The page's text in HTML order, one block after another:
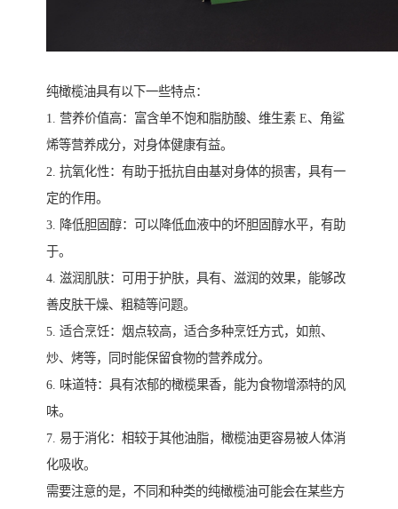
纯橄榄油具有以下一些特点：
1. 营养价值高：富含单不饱和脂肪酸、维生素 E、角鲨
烯等营养成分，对身体健康有益。
2. 抗氧化性：有助于抵抗自由基对身体的损害，具有一
定的作用。
3. 降低胆固醇：可以降低血液中的坏胆固醇水平，有助
于。
4. 滋润肌肤：可用于护肤，具有、滋润的效果，能够改
善皮肤干燥、粗糙等问题。
5. 适合烹饪：烟点较高，适合多种烹饪方式，如煎、
炒、烤等，同时能保留食物的营养成分。
6. 味道特：具有浓郁的橄榄果香，能为食物增添特的风
味。
7. 易于消化：相较于其他油脂，橄榄油更容易被人体消
化吸收。
需要注意的是，不同和种类的纯橄榄油可能会在某些方